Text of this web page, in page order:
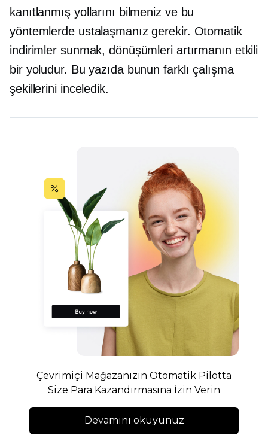
kanıtlanmış yollarını bilmeniz ve bu
yöntemlerde ustalaşmanız gerekir. Otomatik
indirimler sunmak, dönüşümleri artırmanın etkili
bir yoludur. Bu yazıda bunun farklı çalışma
şekillerini inceledik.
Çevrimiçi Mağazanızın Otomatik Pilotta
Size Para Kazandırmasına İzin Verin
Devamını okuyunuz